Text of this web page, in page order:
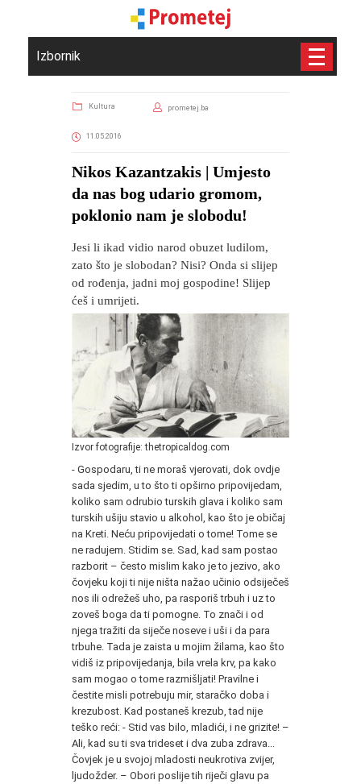
Izbornik
Kultura prometej.ba
11.05.2016
​Nikos Kazantzakis | Umjesto
da nas bog udario gromom,
poklonio nam je slobodu!
Jesi li ikad vidio narod obuzet ludilom,
zato što je slobodan? Nisi? Onda si slijep
od rođenja, jadni moj gospodine! Slijep
ćeš i umrijeti.
Izvor fotografije: thetropicaldog.com
- Gospodaru, ti ne moraš vjerovati, dok ovdje
sada sjedim, u to što ti opširno pripovijedam,
koliko sam odrubio turskih glava i koliko sam
turskih ušiju stavio u alkohol, kao što je običaj
na Kreti. Neću pripovijedati o tome! Tome se
ne radujem. Stidim se. Sad, kad sam postao
razborit – često mislim kako je to jezivo, ako
čovjeku koji ti nije ništa nažao učinio odsiječeš
nos ili odrežeš uho, pa rasporiš trbuh i uz to
zoveš boga da ti pomogne. To znači i od
njega tražiti da siječe noseve i uši i da para
trbuhe. Tada je zaista u mojim žilama, kao što
vidiš iz pripovijedanja, bila vrela krv, pa kako
sam mogao o tome razmišljati! Pravilne i
čestite misli potrebuju mir, staračko doba i
krezubost. Kad postaneš krezub, tad nije
teško reći: - Stid vas bilo, mladići, i ne grizite! –
Ali, kad su ti sva trideset i dva zuba zdrava...
Čovjek je u svojoj mladosti neukrotiva zvijer,
ljudožder. – Obori poslije tih riječi glavu pa